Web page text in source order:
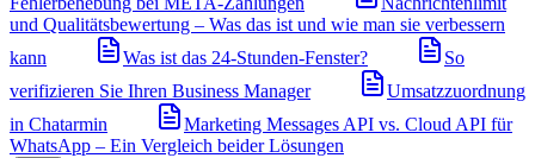
und Qualitätsbewertung – Was das ist und wie man sie verbessern
kann
Was ist das 24-Stunden-Fenster?
So
verifizieren Sie Ihren Business Manager
Umsatzzuordnung
in Chatarmin
Marketing Messages API vs. Cloud API für
WhatsApp – Ein Vergleich beider Lösungen